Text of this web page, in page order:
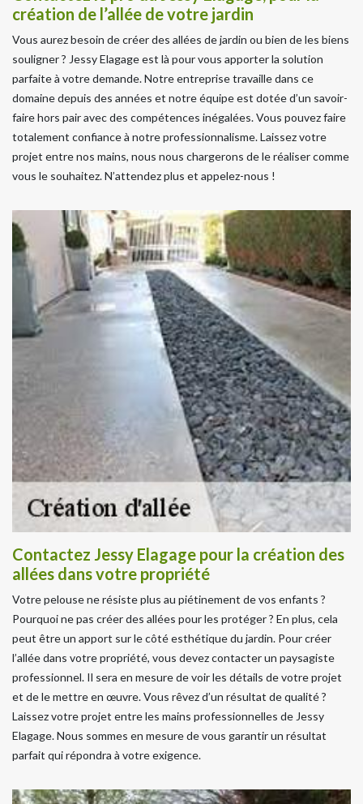
création de l’allée de votre jardin
Vous aurez besoin de créer des allées de jardin ou bien de les biens
souligner ? Jessy Elagage est là pour vous apporter la solution
parfaite à votre demande. Notre entreprise travaille dans ce
domaine depuis des années et notre équipe est dotée d’un savoir-
faire hors pair avec des compétences inégalées. Vous pouvez faire
totalement confiance à notre professionnalisme. Laissez votre
projet entre nos mains, nous nous chargerons de le réaliser comme
vous le souhaitez. N’attendez plus et appelez-nous !
Contactez Jessy Elagage pour la création des
allées dans votre propriété
Votre pelouse ne résiste plus au piétinement de vos enfants ?
Pourquoi ne pas créer des allées pour les protéger ? En plus, cela
peut être un apport sur le côté esthétique du jardin. Pour créer
l’allée dans votre propriété, vous devez contacter un paysagiste
professionnel. Il sera en mesure de voir les détails de votre projet
et de le mettre en œuvre. Vous rêvez d’un résultat de qualité ?
Laissez votre projet entre les mains professionnelles de Jessy
Elagage. Nous sommes en mesure de vous garantir un résultat
parfait qui répondra à votre exigence.